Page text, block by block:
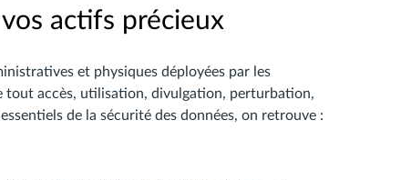
actifs précieux
et physiques déployées par les
tout accès, utilisation, divulgation, perturbation,
de la sécurité des données, on retrouve :